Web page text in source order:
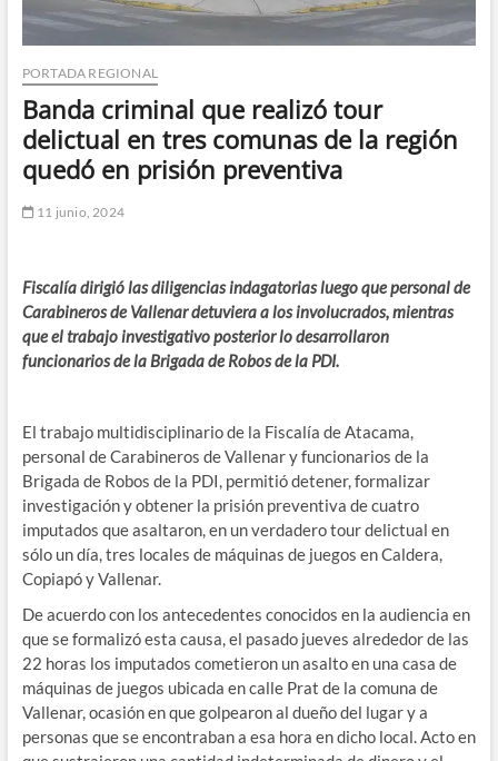
PORTADA REGIONAL
Banda criminal que realizó tour
delictual en tres comunas de la región
quedó en prisión preventiva
11 junio, 2024
Fiscalía dirigió las diligencias indagatorias luego que personal de
Carabineros de Vallenar detuviera a los involucrados, mientras
que el trabajo investigativo posterior lo desarrollaron
funcionarios de la Brigada de Robos de la PDI.
El trabajo multidisciplinario de la Fiscalía de Atacama,
personal de Carabineros de Vallenar y funcionarios de la
Brigada de Robos de la PDI, permitió detener, formalizar
investigación y obtener la prisión preventiva de cuatro
imputados que asaltaron, en un verdadero tour delictual en
sólo un día, tres locales de máquinas de juegos en Caldera,
Copiapó y Vallenar.
De acuerdo con los antecedentes conocidos en la audiencia en
que se formalizó esta causa, el pasado jueves alrededor de las
22 horas los imputados cometieron un asalto en una casa de
máquinas de juegos ubicada en calle Prat de la comuna de
Vallenar, ocasión en que golpearon al dueño del lugar y a
personas que se encontraban a esa hora en dicho local. Acto en